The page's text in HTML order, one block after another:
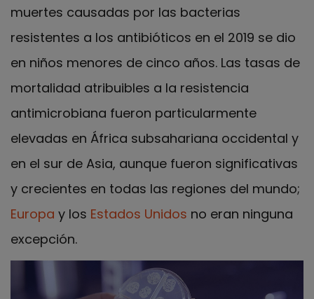
muertes causadas por las bacterias
resistentes a los antibióticos en el 2019 se dio
en niños menores de cinco años. Las tasas de
mortalidad atribuibles a la resistencia
antimicrobiana fueron particularmente
elevadas en África subsahariana occidental y
en el sur de Asia, aunque fueron significativas
y crecientes en todas las regiones del mundo;
Europa y los Estados Unidos no eran ninguna
excepción.